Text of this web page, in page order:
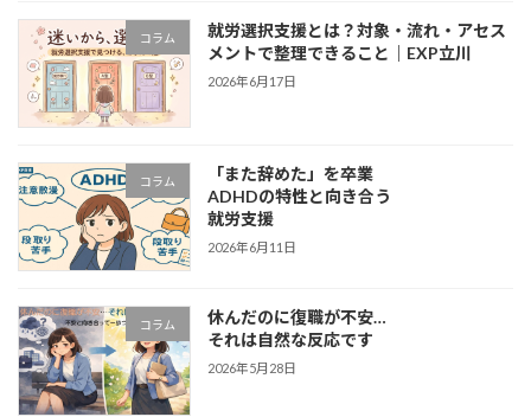
コラム
就労選択支援とは？対象・流れ・アセス
メントで整理できること｜EXP立川
2026年6月17日
コラム
「また辞めた」を卒業
ADHDの特性と向き合う
就労支援
2026年6月11日
コラム
休んだのに復職が不安…
それは自然な反応です
2026年5月28日